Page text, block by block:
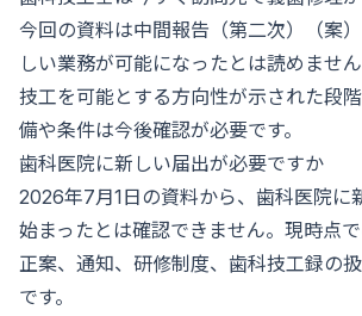
今回の資料は中間報告（第二次）（案
しい業務が可能になったとは読めませ
技工を可能とする方向性が示された段
備や条件は今後確認が必要です。
歯科医院に新しい届出が必要ですか
2026年7月1日の資料から、歯科医院に
始まったとは確認できません。現時点
正案、通知、研修制度、歯科技工録の
です。